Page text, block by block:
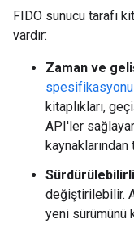
FIDO sunucu tarafı
vardır:
Zaman ve
spesifikasyonu
kitaplıkları,
API'ler
değiştirilebilir.
yeni sürümünü